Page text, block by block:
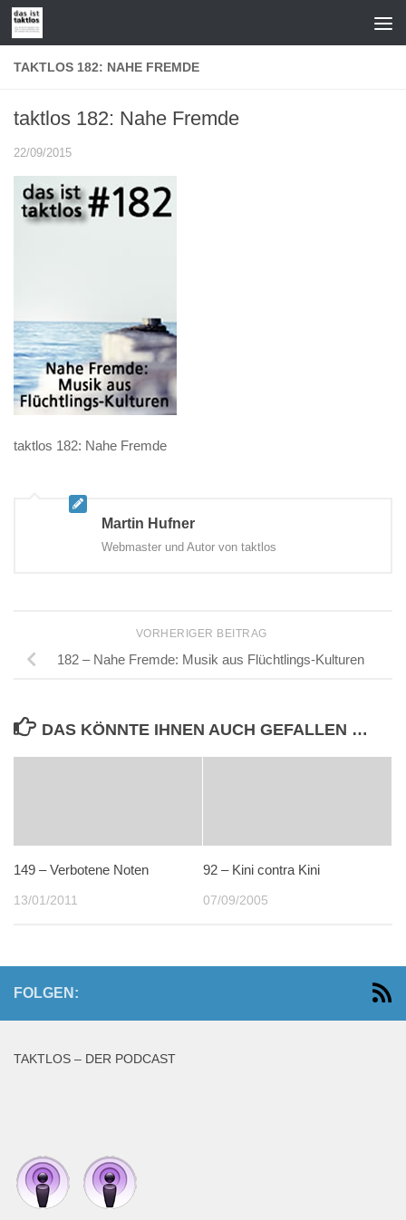
Zum Inhalt springen
TAKTLOS 182: NAHE FREMDE
taktlos 182: Nahe Fremde
22/09/2015
taktlos 182: Nahe Fremde
Martin Hufner
Webmaster und Autor von taktlos
VORHERIGER BEITRAG
182 – Nahe Fremde: Musik aus Flüchtlings-Kulturen
DAS KÖNNTE IHNEN AUCH GEFALLEN …
149 – Verbotene Noten
13/01/2011
92 – Kini contra Kini
07/09/2005
FOLGEN:
TAKTLOS – DER PODCAST